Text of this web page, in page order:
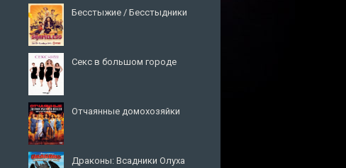
Бесстыжие / Бесстыдники
Секс в большом городе
Отчаянные домохозяйки
Драконы: Всадники Олуха